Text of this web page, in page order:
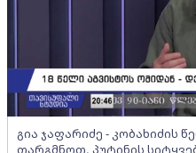
გია ჯაფარიძე - კობახიძის
თარგმნოთ, პუტინის